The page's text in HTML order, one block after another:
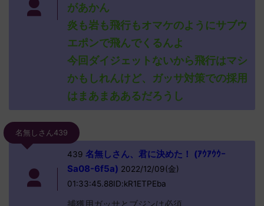
があかん
炎も岩も飛行もオマケのようにサブウ
エポンで飛んでくるんよ
今回ダイジェットないから飛行はマシ
かもしれんけど、ガッサ対策での採用
はまあまああるだろうし
名無しさん439
439 名無しさん、君に決めた！ (ｱｳｱｳｳｰ
Sa08-6f5a) 2022/12/09(金)
01:33:45.88ID:kR1ETPEba